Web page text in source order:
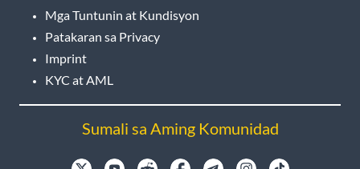
Mga Tuntunin at Kundisyon
Patakaran sa Privacy
Imprint
KYC at AML
Sumali sa Aming Komunidad